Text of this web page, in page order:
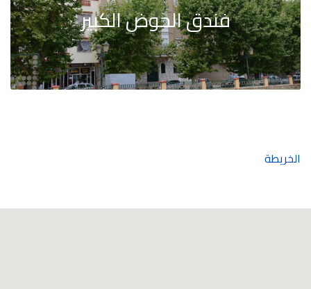
فندق الحوض الكبير
الخريطة